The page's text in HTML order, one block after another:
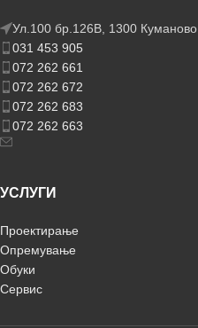
Ул.100 бр.126В, 1300 Куманово
031 453 905
072 262 661
072 262 672
072 262 683
072 262 663
УСЛУГИ
Проектирање
Опремување
Обуки
Сервис